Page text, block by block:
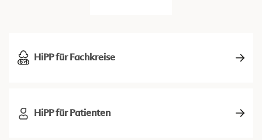
HiPP für Fachkreise
HiPP für Patienten